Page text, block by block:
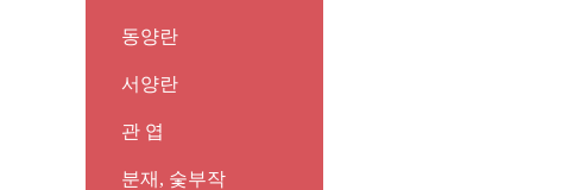
동양란
서양란
관 엽
분재, 숯부작